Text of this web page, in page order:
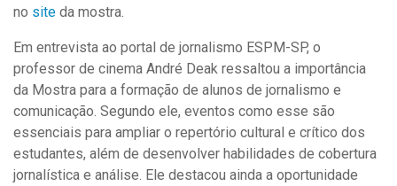
no site da mostra.
Em entrevista ao portal de jornalismo ESPM-SP, o
professor de cinema André Deak ressaltou a importância
da Mostra para a formação de alunos de jornalismo e
comunicação. Segundo ele, eventos como esse são
essenciais para ampliar o repertório cultural e crítico dos
estudantes, além de desenvolver habilidades de cobertura
jornalística e análise. Ele destacou ainda a oportunidade